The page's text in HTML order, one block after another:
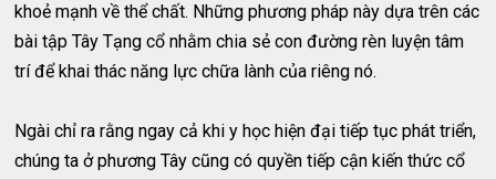
khoẻ mạnh về thể chất. Những phương pháp này dựa trên các
bài tập Tây Tạng cổ nhằm chia sẻ con đường rèn luyện tâm
trí để khai thác năng lực chữa lành của riêng nó.
Ngài chỉ ra rằng ngay cả khi y học hiện đại tiếp tục phát triển,
chúng ta ở phương Tây cũng có quyền tiếp cận kiến thức cổ